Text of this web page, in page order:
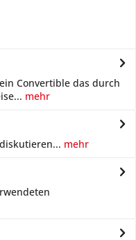
Convertible das durch
mehr
mehr